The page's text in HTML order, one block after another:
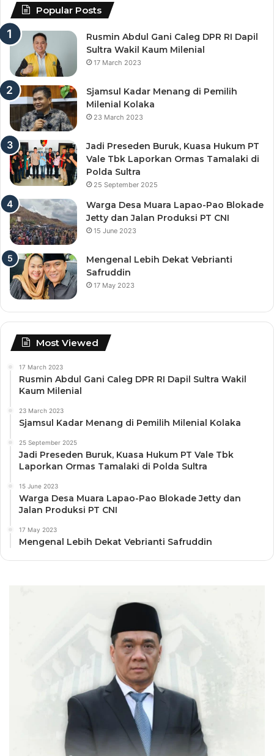
Popular Posts
Rusmin Abdul Gani Caleg DPR RI Dapil
Sultra Wakil Kaum Milenial
17 March 2023
Sjamsul Kadar Menang di Pemilih
Milenial Kolaka
23 March 2023
Jadi Preseden Buruk, Kuasa Hukum PT
Vale Tbk Laporkan Ormas Tamalaki di
Polda Sultra
25 September 2025
Warga Desa Muara Lapao-Pao Blokade
Jetty dan Jalan Produksi PT CNI
15 June 2023
Mengenal Lebih Dekat Vebrianti
Safruddin
17 May 2023
Most Viewed
17 March 2023
Rusmin Abdul Gani Caleg DPR RI Dapil Sultra Wakil
Kaum Milenial
23 March 2023
Sjamsul Kadar Menang di Pemilih Milenial Kolaka
25 September 2025
Jadi Preseden Buruk, Kuasa Hukum PT Vale Tbk
Laporkan Ormas Tamalaki di Polda Sultra
15 June 2023
Warga Desa Muara Lapao-Pao Blokade Jetty dan
Jalan Produksi PT CNI
17 May 2023
Mengenal Lebih Dekat Vebrianti Safruddin